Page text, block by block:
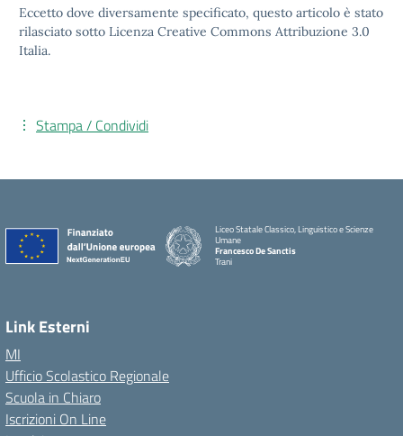
Eccetto dove diversamente specificato, questo articolo è stato
rilasciato sotto Licenza Creative Commons Attribuzione 3.0
Italia.
Stampa / Condividi
Liceo Statale Classico, Linguistico e Scienze
Umane
Francesco De Sanctis
Trani
Link Esterni
MI
Ufficio Scolastico Regionale
Scuola in Chiaro
Iscrizioni On Line